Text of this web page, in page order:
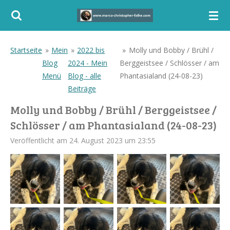
Zum
Startseite » Mein
Blog
Menü
» 2022 bis
2024 - Mein
Blog - alle
Beiträge
» Molly und Bobby / Brühl /
Berggeistsee / Schlösser / am
Phantasialand (24-08-23)
Molly und Bobby / Brühl / Berggeistsee /
Schlösser / am Phantasialand (24-08-23)
Veröffentlicht am 24. August 2023 um 23:55